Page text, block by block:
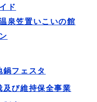
ド
泉笠置いこいの館
フェスタ
及び維持保全事業